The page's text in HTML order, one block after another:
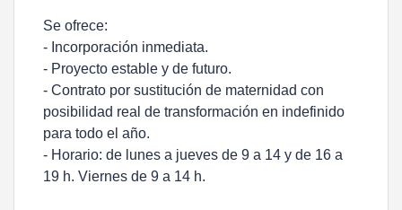
Se ofrece:
- Incorporación inmediata.
- Proyecto estable y de futuro.
- Contrato por sustitución de maternidad con
posibilidad real de transformación en indefinido
para todo el año.
- Horario: de lunes a jueves de 9 a 14 y de 16 a
19 h. Viernes de 9 a 14 h.